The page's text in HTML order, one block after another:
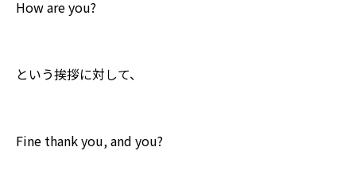
How are you?
という挨拶に対して、
Fine thank you, and you?